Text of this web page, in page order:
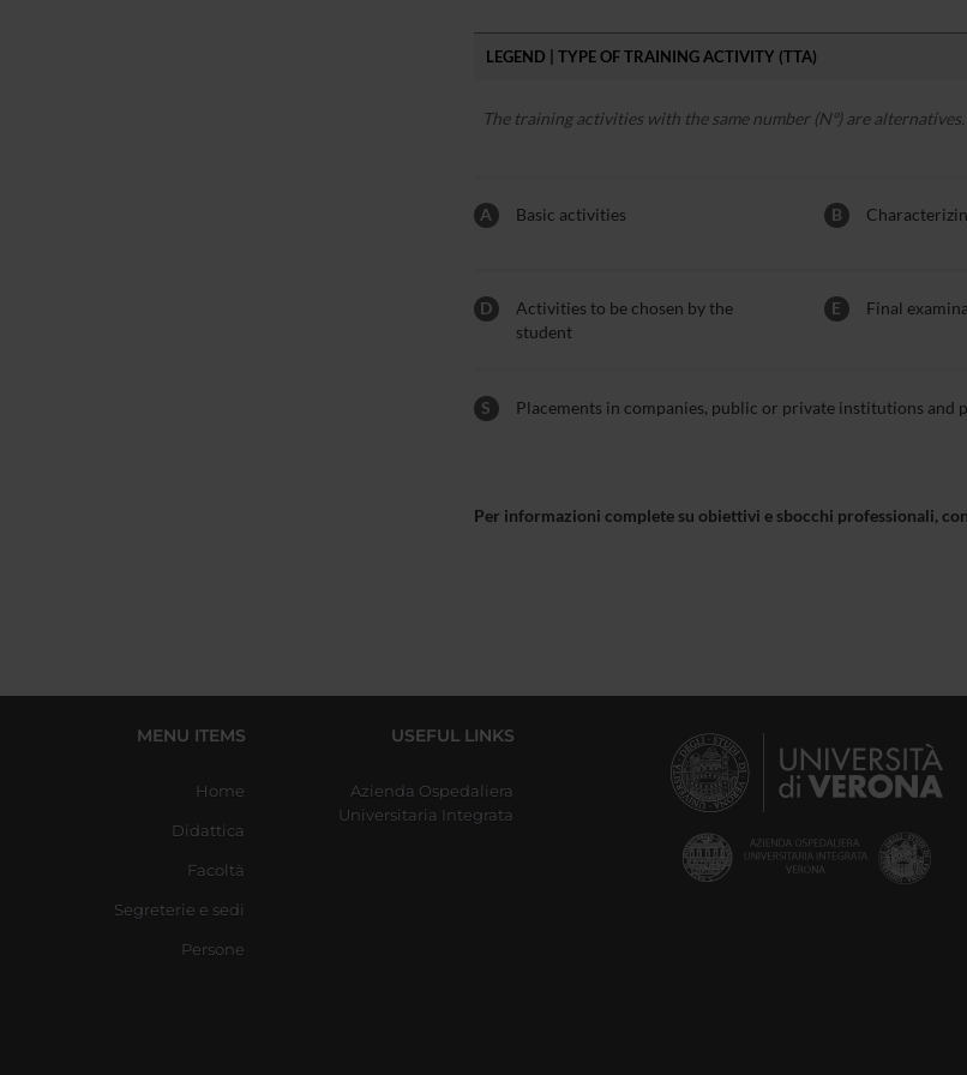
LEGEND | TYPE OF TRAINING ACTIVITY (TTA)
The training activities with the same number (Nº) are alternatives.
A Basic activities B
D
Activities to be chosen by the
student
E Final
S Placements in companies, public or private institutions and
Per informazioni complete su obiettivi e sbocchi professionali,
MENU ITEMS
Home
Didattica
Facoltà
Segreterie e sedi
Persone
USEFUL LINKS
Azienda Ospedaliera
Universitaria Integrata